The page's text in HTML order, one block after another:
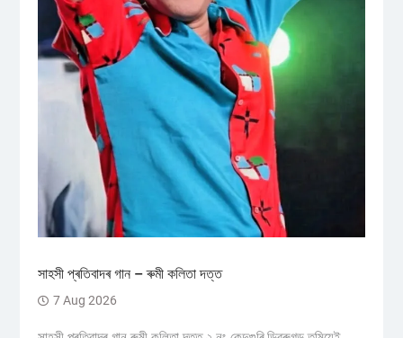
সাহসী প্ৰতিবাদৰ গান – ৰুমী কলিতা দত্ত
7 Aug 2026